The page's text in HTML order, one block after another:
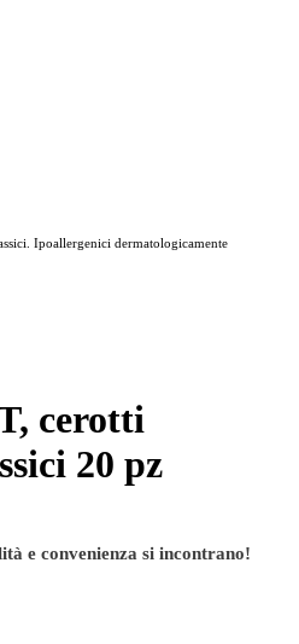
Ipoallergenici dermatologicamente
cerotti
20 pz
e convenienza si incontrano!